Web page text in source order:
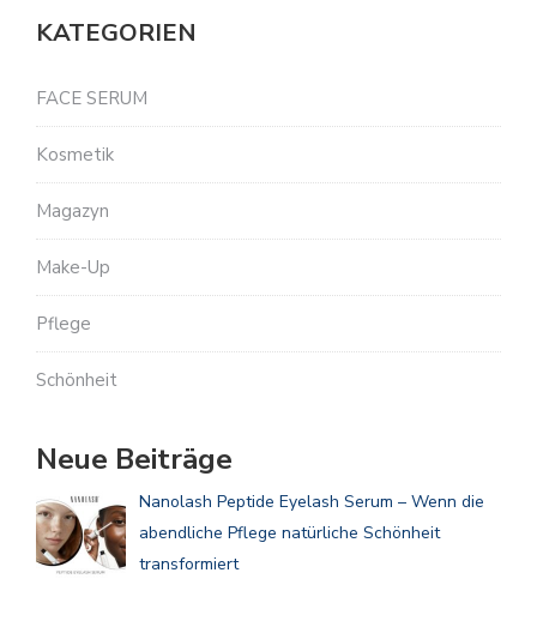
KATEGORIEN
FACE SERUM
Kosmetik
Magazyn
Make-Up
Pflege
Schönheit
Neue Beiträge
Nanolash Peptide Eyelash Serum – Wenn die
abendliche Pflege natürliche Schönheit
transformiert